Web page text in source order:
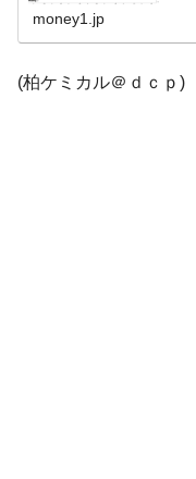
『Money1』
韓国
ャンペーン」⇒ あの
『Money1』
韓国「
韓国鉄
money1.jp
(柏ケミカル＠ｄｃｐ)